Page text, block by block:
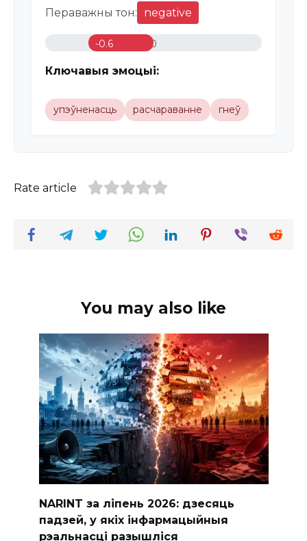
Пераважны тон: negative
0
-0.6
Ключавыя эмоцыі:
упэўненасць расчараванне гнеў
Rate article
You may also like
NARINT за ліпень 2026: дзесяць
падзей, у якіх інфармацыйныя
рэальнасці разышліся